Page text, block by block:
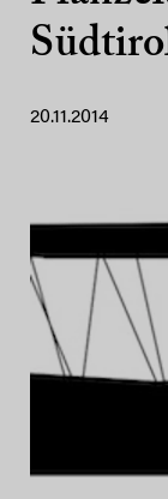
20.11.2014